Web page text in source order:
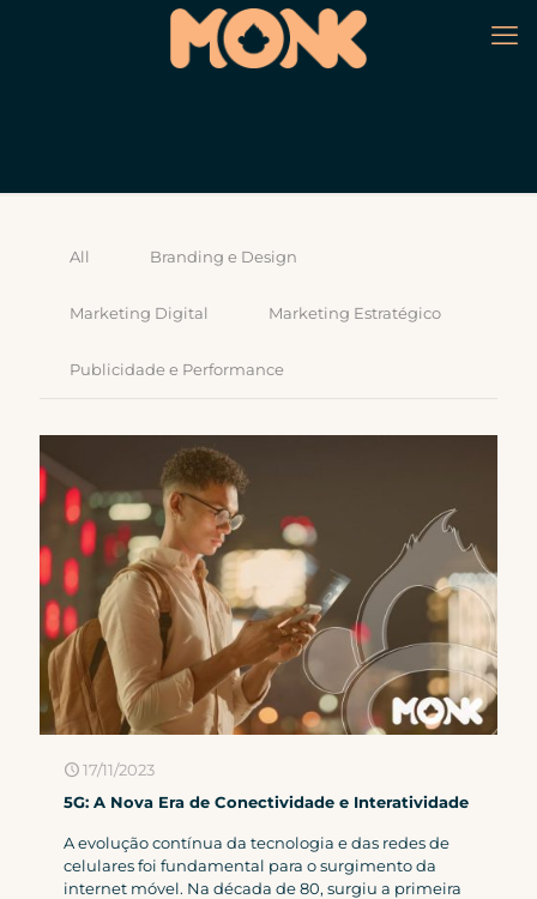
All Branding e Design
Marketing Digital Marketing Estratégico
Publicidade e Performance
17/11/2023
5G: A Nova Era de Conectividade e Interatividade
A evolução contínua da tecnologia e das redes de
celulares foi fundamental para o surgimento da
internet móvel. Na década de 80, surgiu a primeira